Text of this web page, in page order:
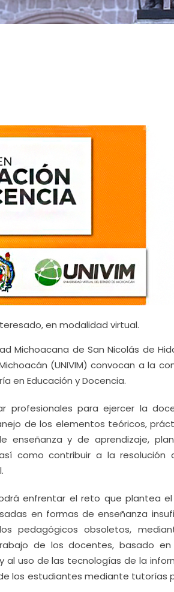
en modalidad virtual.
Michoacana de San Nicolás de
(UNIVIM) convocan a la
en Educación y Docencia.
profesionales para ejercer la
de los elementos teóricos,
y de aprendizaje,
como contribuir a la resolución
enfrentar el reto que plantea
en formas de enseñanza
pedagógicos obsoletos,
de los docentes, basado
al uso de las tecnologías de la
los estudiantes mediante tutorías